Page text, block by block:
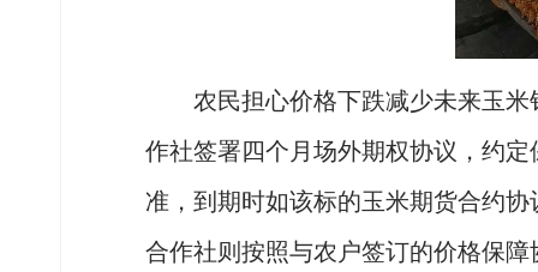
农民担心价格下跌减少未来玉
作社签署四个月场外期权协议，约定
准，到期时如该标的玉米期货合约
合作社则按照与农户签订的价格保